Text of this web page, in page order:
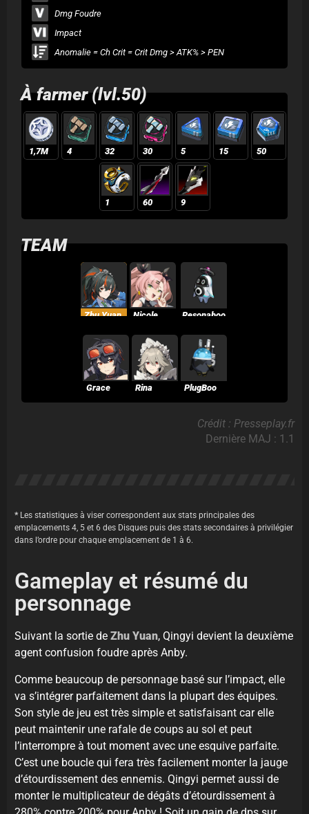
Dmg Foudre
Impact
Anomalie = Ch Crit = Crit Dmg > ATK% > PEN
À farmer (lvl.50)
1,7M 4 32 30 5 15 50
1 60 9
TEAM
Zhu Yuan Nicole Resonaboo
Grace Rina PlugBoo
Crédit : Presseplay.fr
Dernière MAJ : 1.1
* Les statistiques à viser correspondent aux stats principales des
emplacements 4, 5 et 6 des Disques puis des stats secondaires à privilégier
dans l’ordre pour chaque emplacement de 1 à 6.
Gameplay et résumé du
personnage
Suivant la sortie de Zhu Yuan, Qingyi devient la deuxième
agent confusion foudre après Anby.
Comme beaucoup de personnage basé sur l’impact, elle
va s’intégrer parfaitement dans la plupart des équipes.
Son style de jeu est très simple et satisfaisant car elle
peut maintenir une rafale de coups au sol et peut
l’interrompre à tout moment avec une esquive parfaite.
C’est une boucle qui fera très facilement monter la jauge
d’étourdissement des ennemis. Qingyi permet aussi de
monter le multiplicateur de dégâts d’étourdissement à